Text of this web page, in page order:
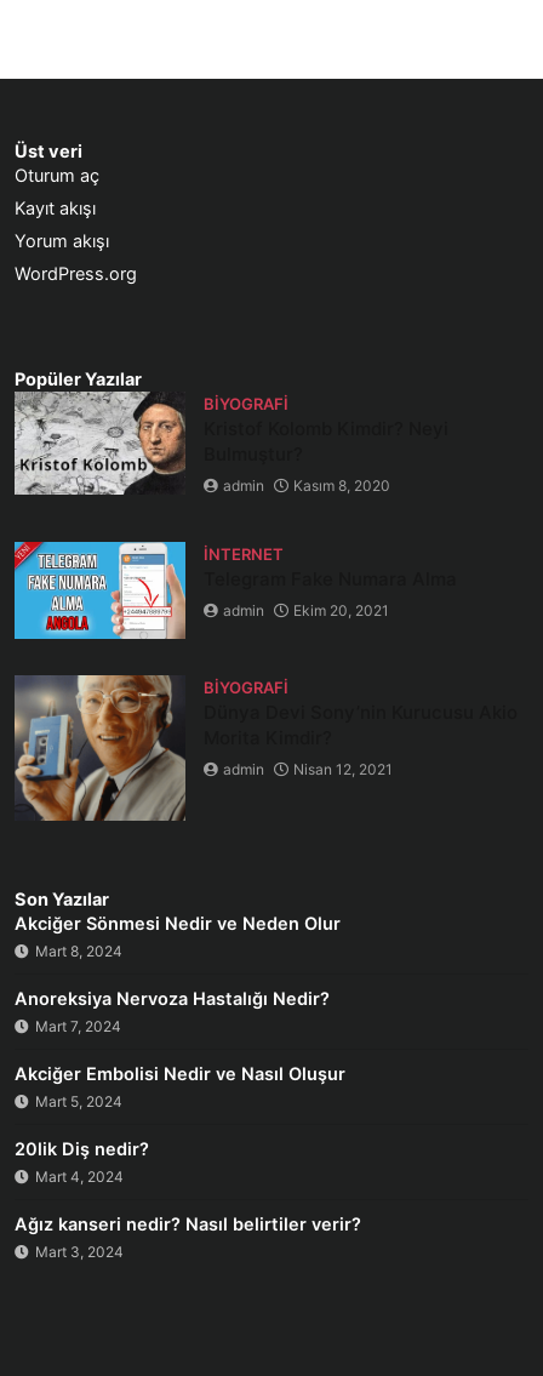
Üst veri
Oturum aç
Kayıt akışı
Yorum akışı
WordPress.org
Popüler Yazılar
BIYOGRAFI
admin Kasım 8, 2020
İNTERNET
admin Ekim 20, 2021
BIYOGRAFI
admin Nisan 12, 2021
Son Yazılar
Akciğer Sönmesi Nedir ve Neden Olur
Mart 8, 2024
Anoreksiya Nervoza Hastalığı Nedir?
Mart 7, 2024
Akciğer Embolisi Nedir ve Nasıl Oluşur
Mart 5, 2024
20lik Diş nedir?
Mart 4, 2024
Ağız kanseri nedir? Nasıl belirtiler verir?
Mart 3, 2024